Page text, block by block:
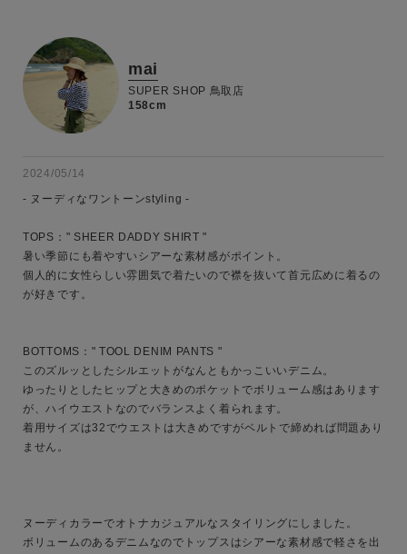
mai
SUPER SHOP 鳥取店
158cm
2024/05/14
- ヌーディなワントーンstyling -
TOPS：" SHEER DADDY SHIRT "
暑い季節にも着やすいシアーな素材感がポイント。
個人的に女性らしい雰囲気で着たいので襟を抜いて首元広めに着るの
が好きです。
BOTTOMS：" TOOL DENIM PANTS "
このズルッとしたシルエットがなんともかっこいいデニム。
ゆったりとしたヒップと大きめのポケットでボリューム感はあります
が、ハイウエストなのでバランスよく着られます。
着用サイズは32でウエストは大きめですがベルトで締めれば問題あり
ません。
ヌーディカラーでオトナカジュアルなスタイリングにしました。
ボリュームのあるデニムなのでトップスはシアーな素材感で軽さを出